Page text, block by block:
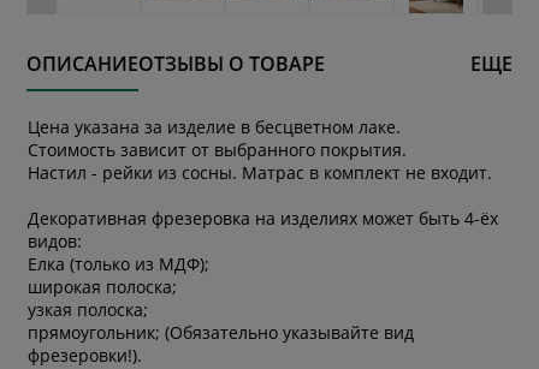
ОПИСАНИЕОТЗЫВЫ О ТОВАРЕ ЕЩЕ
Цена указана за изделие в бесцветном лаке.
Стоимость зависит от выбранного покрытия.
Настил - рейки из сосны. Матрас в комплект не входит.
Декоративная фрезеровка на изделиях может быть 4-ёх
видов:
Елка (только из МДФ);
широкая полоска;
узкая полоска;
прямоугольник; (Обязательно указывайте вид
фрезеровки!).